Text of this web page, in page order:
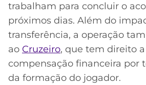
trabalham para concluir o
próximos dias. Além do
transferência, a operação
ao Cruzeiro, que tem direito
compensação financeira por
da formação do jogador.